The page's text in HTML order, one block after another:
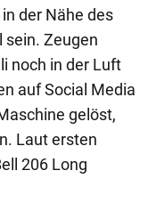
der Nähe des
sein. Zeugen
noch in der Luft
auf Social Media
gelöst,
Laut ersten
206 Long